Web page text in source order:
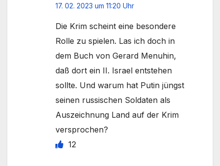
17. 02. 2023 um 11:20 Uhr
Die Krim scheint eine besondere
Rolle zu spielen. Las ich doch in
dem Buch von Gerard Menuhin,
daß dort ein II. Israel entstehen
sollte. Und warum hat Putin jüngst
seinen russischen Soldaten als
Auszeichnung Land auf der Krim
versprochen?
12